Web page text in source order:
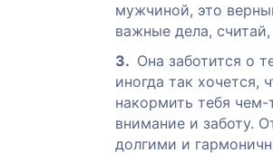
мужчиной, это
важные дела,
Она заботится о
иногда так хочется,
накормить тебя
внимание и заботу.
долгими и